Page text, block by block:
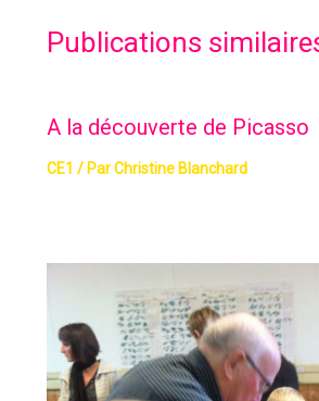
Publications
A la découverte de Picasso
CE1 / ParChristine Blanchard